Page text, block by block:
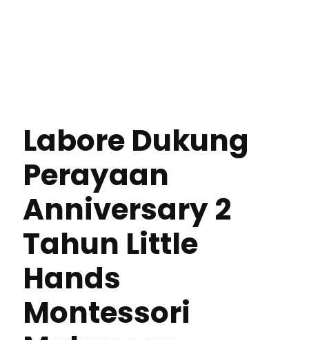
Labore Dukung
Perayaan
Anniversary 2
Tahun Little
Hands
Montessori